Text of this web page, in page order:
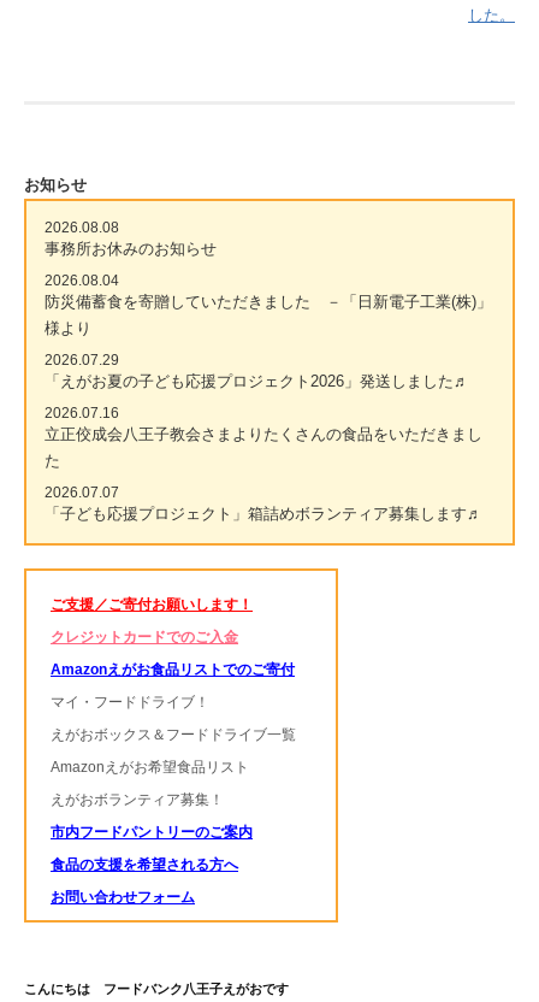
した。
お知らせ
2026.08.08
事務所お休みのお知らせ
2026.08.04
防災備蓄食を寄贈していただきました －「日新電子工業(株)」
様より
2026.07.29
「えがお夏の子ども応援プロジェクト2026」発送しました♬
2026.07.16
立正佼成会八王子教会さまよりたくさんの食品をいただきまし
た
2026.07.07
「子ども応援プロジェクト」箱詰めボランティア募集します♬
ご支援／ご寄付お願いします！
クレジットカードでのご入金
Amazonえがお食品リストでのご寄付
マイ・フードドライブ！
えがおボックス＆フードドライブ一覧
Amazonえがお希望食品リスト
えがおボランティア募集！
市内フードパントリーのご案内
食品の支援を希望される方へ
お問い合わせフォーム
こんにちは フードバンク八王子えがおです